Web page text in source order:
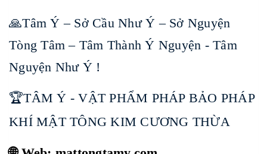
🙏Tâm Ý – Sở Cầu Như Ý – Sở Nguyện
Tòng Tâm – Tâm Thành Ý Nguyện - Tâm
Nguyện Như Ý !
🏆TÂM Ý - VẬT PHẨM PHÁP BẢO PHÁP
KHÍ MẬT TÔNG KIM CƯƠNG THỪA